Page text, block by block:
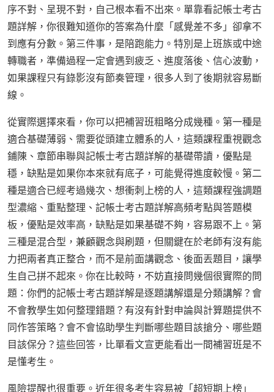
序不對、呈現不對，自己根本看不出來。單靠看記帳士考古
題詳解，你很難知道你的答案為什麼「感覺差不多」卻拿不
到應有分數。第三件事，是陪跑能力。特別是上班族或中途
轉職者，準備過程一定會遇到疲乏、進度落後、信心波動，
如果課程只有錄影沒有節奏管理，很多人到了後期就容易斷
線。
從實際選擇來看，你可以把補習班粗略分成幾種。第一種是
適合基礎薄弱、需要從頭建立體系的人，這類課程重視觀念
鋪陳、章節串聯與記帳士考古題詳解的基礎帶讀，優點是
穩，缺點是如果你本來就有底子，可能覺得進度較慢。第二
種是適合已經考過幾次、想衝刺上榜的人，這類課程強調題
型濃縮、重點整理、記帳士考古題詳解高頻考點與答題模
板，優點是效率高，缺點是如果基礎不夠，容易跟不上。第
三種是混合型，兼顧觀念與刷題，但關鍵在於老師有沒有能
力把兩者真正整合，而不是前面講觀念、後面丟題目，讓學
生自己拼不起來。你在比較時，不妨直接問幾個很實際的問
題：你們的記帳士考古題詳解是逐題講解還是分類講解？會
不會教學生如何整理錯題？有沒有針對申論與計算題提供不
同作答策略？會不會協助學生判斷哪些題目該搶分、哪些題
目該保分？這些回答，比單看文宣更能看出一間補習班是不
是懂考生。
風險提醒也很重要。近年很多考生容易被「超短期上榜」